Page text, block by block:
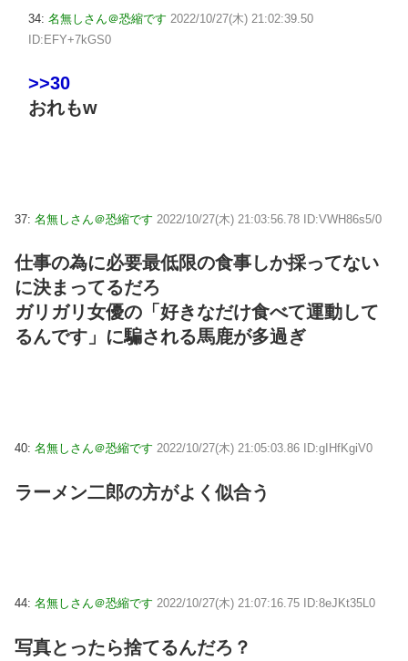
34: 名無しさん＠恐縮です 2022/10/27(木) 21:02:39.50
ID:EFY+7kGS0
>>30
おれもw
37: 名無しさん＠恐縮です 2022/10/27(木) 21:03:56.78 ID:VWH86s5/0
仕事の為に必要最低限の食事しか採ってない
に決まってるだろ
ガリガリ女優の「好きなだけ食べて運動して
るんです」に騙される馬鹿が多過ぎ
40: 名無しさん＠恐縮です 2022/10/27(木) 21:05:03.86 ID:gIHfKgiV0
ラーメン二郎の方がよく似合う
44: 名無しさん＠恐縮です 2022/10/27(木) 21:07:16.75 ID:8eJKt35L0
写真とったら捨てるんだろ？